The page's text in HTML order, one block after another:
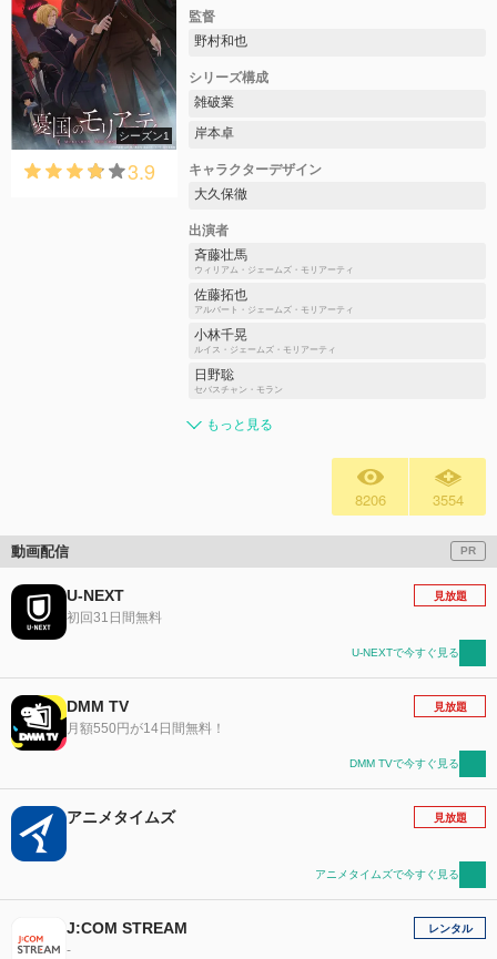
シーズン1
3.9
監督
野村和也
シリーズ構成
雑破業
岸本卓
キャラクターデザイン
大久保徹
出演者
斉藤壮馬
ウィリアム・ジェームズ・モリアーティ
佐藤拓也
アルバート・ジェームズ・モリアーティ
小林千晃
ルイス・ジェームズ・モリアーティ
日野聡
セバスチャン・モラン
もっと見る
8206 3554
動画配信 PR
U-NEXT
初回31日間無料
見放題
U-NEXTで今すぐ見る
DMM TV
月額550円が14日間無料！
見放題
DMM TVで今すぐ見る
アニメタイムズ 見放題
アニメタイムズで今すぐ見る
J:COM STREAM
-
レンタル